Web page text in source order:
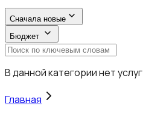
Сначала новые
Бюджет
В данной категории нет услуг
Главная